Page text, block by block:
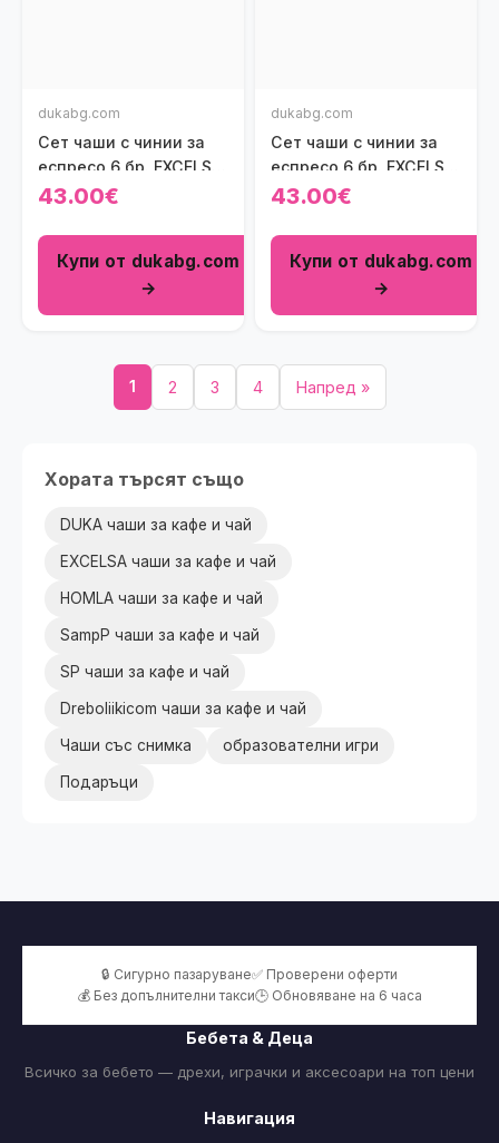
dukabg.com
Сет чаши с чинии за
еспресо 6 бр. EXCELSA
SNOWMAN 90 мл.
43.00€
Купи от dukabg.com
→
dukabg.com
Сет чаши с чинии за
еспресо 6 бр. EXCELSA
TARTAN GNOME 70 мл.
43.00€
Купи от dukabg.com
→
1 2 3 4 Напред »
Хората търсят също
DUKA чаши за кафе и чай
EXCELSA чаши за кафе и чай
HOMLA чаши за кафе и чай
SampP чаши за кафе и чай
SP чаши за кафе и чай
Dreboliikicom чаши за кафе и чай
Чаши със снимка образователни игри
Подаръци
🔒 Сигурно пазаруване✅ Проверени оферти
💰 Без допълнителни такси🕒 Обновяване на 6 часа
Бебета & Деца
Всичко за бебето — дрехи, играчки и аксесоари на топ цени
Навигация